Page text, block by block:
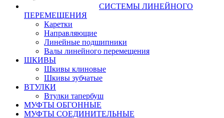
СИСТЕМЫ ЛИНЕЙНОГО
ПЕРЕМЕЩЕНИЯ
Каретки
Направляющие
Линейные подшипники
Валы линейного перемещения
ШКИВЫ
Шкивы клиновые
Шкивы зубчатые
ВТУЛКИ
Втулки тапербуш
МУФТЫ ОБГОННЫЕ
МУФТЫ СОЕДИНИТЕЛЬНЫЕ